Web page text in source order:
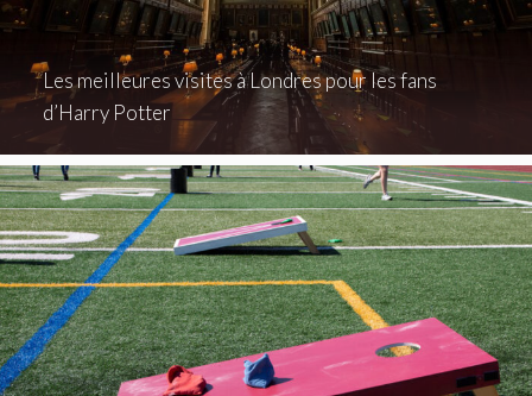
Les meilleures visites à Londres pour les fans
d’Harry Potter